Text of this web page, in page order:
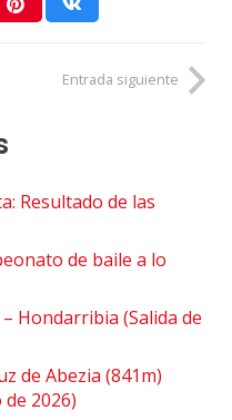
Entrada siguiente
Resultado de las
de baile a lo
Hondarribia (Salida de
de Abezia (841m)
2026)